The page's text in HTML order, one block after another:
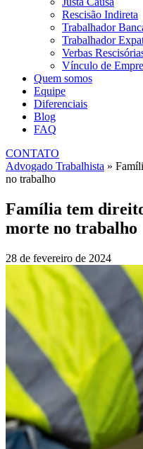
Rescisão Indireta
Trabalhador
Trabalhador
Verbas
Vínculo de
Quem somos
Equipe
Diferenciais
Blog
FAQ
CONTATO
Advogado Trabalhista »
no trabalho
Família tem
morte no trabalho
28 de fevereiro de 2024